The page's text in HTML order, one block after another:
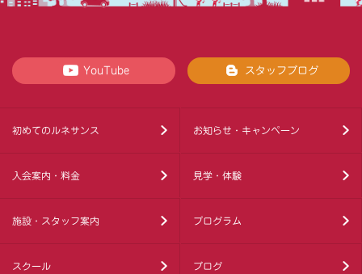
YouTube スタッフブログ
初めてのルネサンス お知らせ・キャンペーン
入会案内・料金 見学・体験
施設・スタッフ案内 プログラム
スクール ブログ